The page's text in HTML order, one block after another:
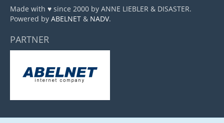
Made with ♥ since 2000 by ANNE LIEBLER & DISASTER.
Powered by ABELNET & NADV.
PARTNER